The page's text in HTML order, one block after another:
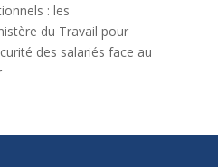
: les
du Travail pour
des salariés face au